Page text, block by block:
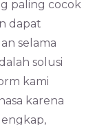
paling cocok
dapat
selama
solusi
kami
karena